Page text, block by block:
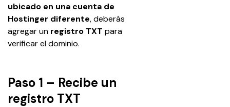
ubicado en una cuenta de
Hostinger diferente, deberás
agregar un registro TXT para
verificar el dominio.
Paso 1 – Recibe un
registro TXT